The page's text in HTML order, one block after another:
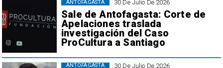
30 De Julio De 2026
Sale de Antofagasta: Corte de
Apelaciones traslada
investigación del Caso
ProCultura a Santiago
ANTOFAGASTA
30 De Julio De 2026
ANTOFAGASTA